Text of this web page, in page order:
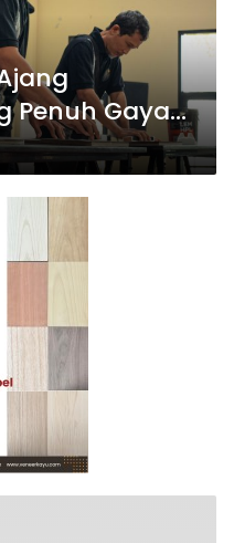
Penuh Gaya